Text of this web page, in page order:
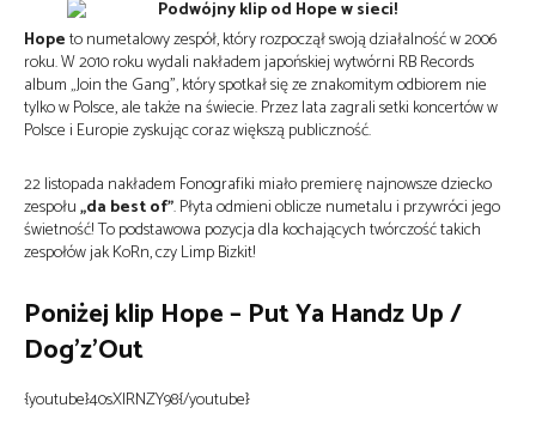
Hopeto numetalowy zespół, który rozpoczął swoją działalność w 2006
roku. W 2010 roku wydali nakładem japońskiej wytwórni RB Records
album „Join the Gang”, który spotkał się ze znakomitym odbiorem nie
tylko w Polsce, ale także na świecie. Przez lata zagrali setki koncertów w
Polsce i Europie zyskując coraz większą publiczność.
22 listopada nakładem Fonografiki miało premierę najnowsze dziecko
zespołu„da best of”. Płyta odmieni oblicze numetalu i przywróci jego
świetność! To podstawowa pozycja dla kochających twórczość takich
zespołów jak KoRn, czy Limp Bizkit!
Poniżej klip Hope – Put Ya Handz Up /
Dog’z’Out
{youtube}40sXlRNZY98{/youtube}